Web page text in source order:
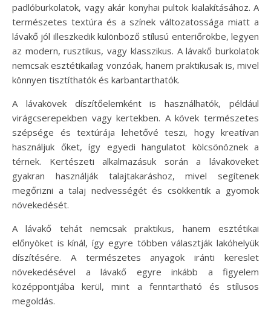
padlóburkolatok, vagy akár konyhai pultok kialakításához. A
természetes textúra és a színek változatossága miatt a
lávakő jól illeszkedik különböző stílusú enteriőrökbe, legyen
az modern, rusztikus, vagy klasszikus. A lávakő burkolatok
nemcsak esztétikailag vonzóak, hanem praktikusak is, mivel
könnyen tisztíthatók és karbantarthatók.
A lávakövek díszítőelemként is használhatók, például
virágcserepekben vagy kertekben. A kövek természetes
szépsége és textúrája lehetővé teszi, hogy kreatívan
használjuk őket, így egyedi hangulatot kölcsönöznek a
térnek. Kertészeti alkalmazásuk során a lávaköveket
gyakran használják talajtakaráshoz, mivel segítenek
megőrizni a talaj nedvességét és csökkentik a gyomok
növekedését.
A lávakő tehát nemcsak praktikus, hanem esztétikai
előnyöket is kínál, így egyre többen választják lakóhelyük
díszítésére. A természetes anyagok iránti kereslet
növekedésével a lávakő egyre inkább a figyelem
középpontjába kerül, mint a fenntartható és stílusos
megoldás.